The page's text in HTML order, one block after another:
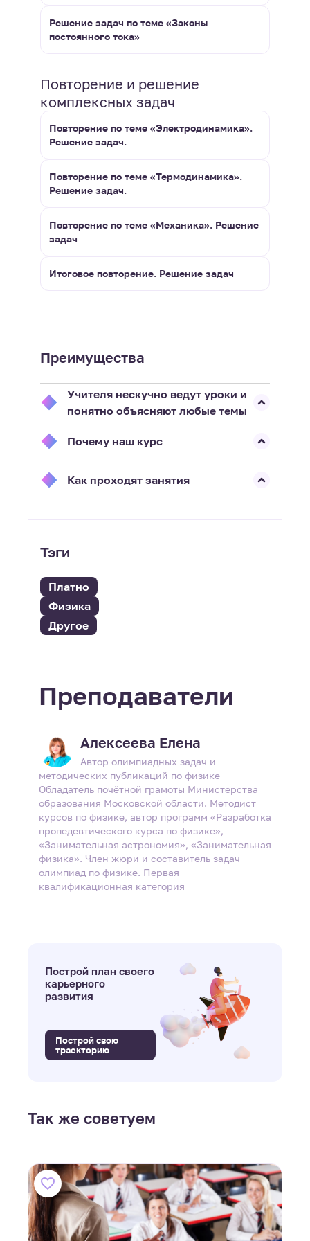
Решение задач по теме «Законы
постоянного тока»
Повторение и решение
комплексных задач
Повторение по теме «Электродинамика».
Решение задач.
Повторение по теме «Термодинамика».
Решение задач.
Повторение по теме «Механика». Решение
задач
Итоговое повторение. Решение задач
Преимущества
Учителя нескучно ведут уроки и
понятно объясняют любые темы
Почему наш курс
Как проходят занятия
Тэги
Платно
Физика
Другое
Преподаватели
Алексеева Елена
Автор олимпиадных задач и
методических публикаций по физике
Обладатель почётной грамоты Министерства
образования Московской области. Методист
курсов по физике, автор программ «Разработка
пропедевтического курса по физике»,
«Занимательная астрономия», «Занимательная
физика». Член жюри и составитель задач
олимпиад по физике. Первая
квалификационная категория
Построй план своего
карьерного
развития
Построй свою
траекторию
Так же советуем